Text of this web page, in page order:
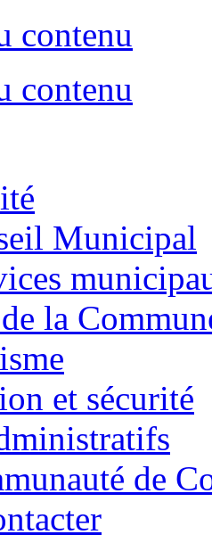
contenu
contenu
Municipal
la
et sécurité
de